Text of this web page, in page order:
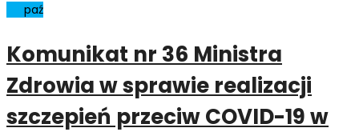
paź
Komunikat nr 36 Ministra
Zdrowia w sprawie realizacji
szczepień przeciw COVID-19 w